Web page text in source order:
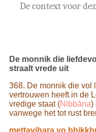
De context voor
De monnik die
straalt vrede uit
368. De monnik die vol
vertrouwen heeft in de
vredige staat (Nibbāna)
vanwege het tot rust